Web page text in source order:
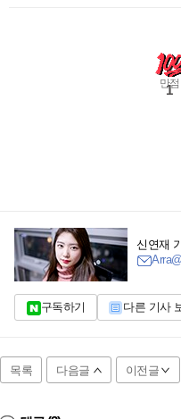
만점
1
신연재
구독하기 다른 기사
목록 다음글 이전글